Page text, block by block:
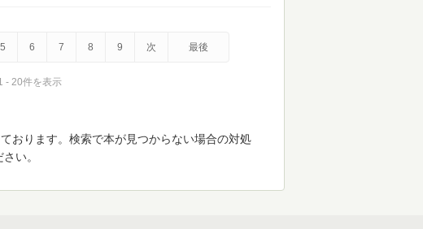
5 6 7 8 9 次 最後
- 20件を表示
おります。検索で本が見つからない場合の対処
い。